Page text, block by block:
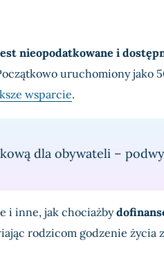
nieopodatkowane i
uruchomiony jako
wsparcie.
dla obywateli –
i inne, jak chociażby
rodzicom godzenie życia